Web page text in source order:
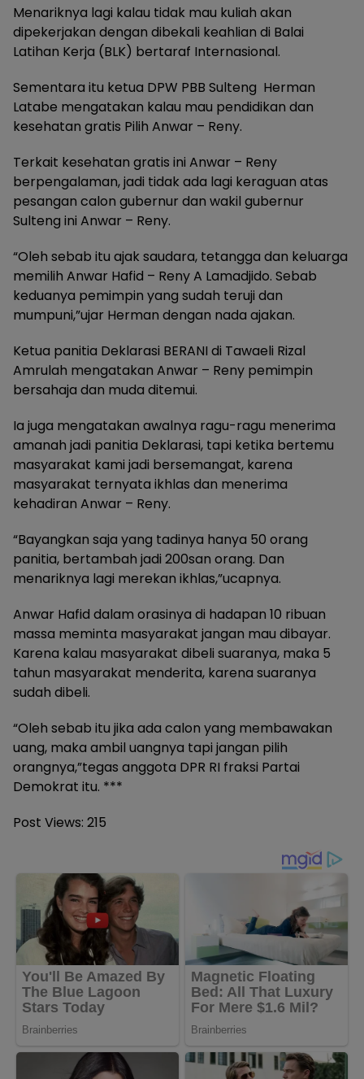
Menariknya lagi kalau tidak mau kuliah akan
dipekerjakan dengan dibekali keahlian di Balai
Latihan Kerja (BLK) bertaraf Internasional.
Sementara itu ketua DPW PBB Sulteng Herman
Latabe mengatakan kalau mau pendidikan dan
kesehatan gratis Pilih Anwar – Reny.
Terkait kesehatan gratis ini Anwar – Reny
berpengalaman, jadi tidak ada lagi keraguan atas
pesangan calon gubernur dan wakil gubernur
Sulteng ini Anwar – Reny.
“Oleh sebab itu ajak saudara, tetangga dan keluarga
memilih Anwar Hafid – Reny A Lamadjido. Sebab
keduanya pemimpin yang sudah teruji dan
mumpuni,”ujar Herman dengan nada ajakan.
Ketua panitia Deklarasi BERANI di Tawaeli Rizal
Amrulah mengatakan Anwar – Reny pemimpin
bersahaja dan muda ditemui.
Ia juga mengatakan awalnya ragu-ragu menerima
amanah jadi panitia Deklarasi, tapi ketika bertemu
masyarakat kami jadi bersemangat, karena
masyarakat ternyata ikhlas dan menerima
kehadiran Anwar – Reny.
“Bayangkan saja yang tadinya hanya 50 orang
panitia, bertambah jadi 200san orang. Dan
menariknya lagi merekan ikhlas,”ucapnya.
Anwar Hafid dalam orasinya di hadapan 10 ribuan
massa meminta masyarakat jangan mau dibayar.
Karena kalau masyarakat dibeli suaranya, maka 5
tahun masyarakat menderita, karena suaranya
sudah dibeli.
“Oleh sebab itu jika ada calon yang membawakan
uang, maka ambil uangnya tapi jangan pilih
orangnya,”tegas anggota DPR RI fraksi Partai
Demokrat itu. ***
Post Views: 215